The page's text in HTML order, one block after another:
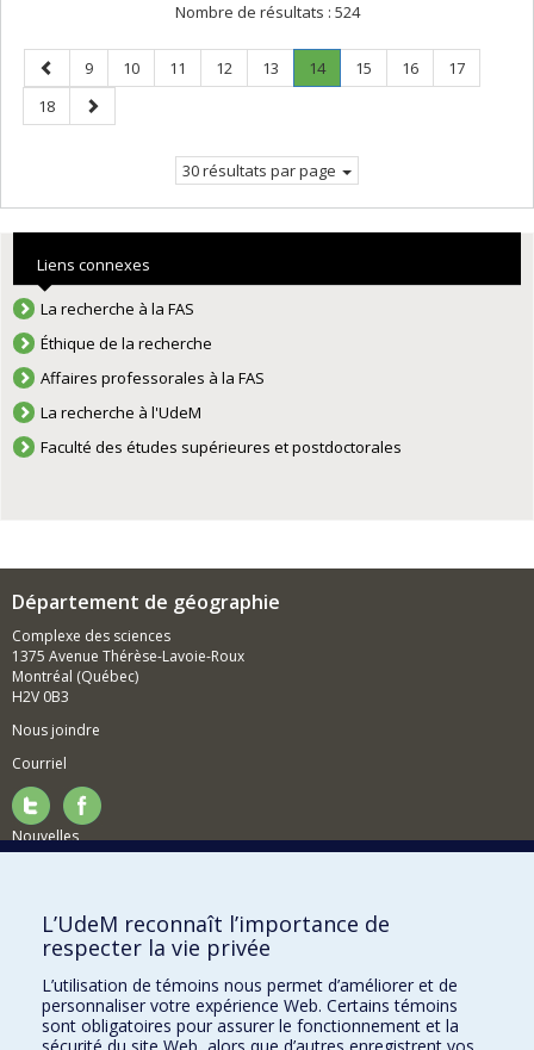
Nombre de résultats : 524
Page
précédente
Page
9 Page
10 Page
11 Page
12 Page
13 Page
14.
Page
Page
15 Page
16 Page
17
Page
18
Page
suivante
30 résultats par page
Liens connexes
La recherche à la FAS
Éthique de la recherche
Affaires professorales à la FAS
La recherche à l'UdeM
Faculté des études supérieures et postdoctorales
Département de géographie
Complexe des sciences
1375 Avenue Thérèse-Lavoie-Roux
Montréal (Québec)
H2V 0B3
Nous joindre
Courriel
Nouvelles
Comment soutenir le Département?
BESOIN D'AIDE?
Plan du site
Signaler une erreur
L’UdeM reconnaît l’importance de
respecter la vie privée
L’utilisation de témoins nous permet d’améliorer et de
personnaliser votre expérience Web. Certains témoins
sont obligatoires pour assurer le fonctionnement et la
sécurité du site Web, alors que d’autres enregistrent vos